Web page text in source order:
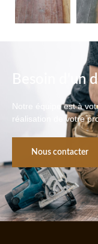
Besoin d'un
Notre équipe est à
réalisation de votre
Nous contacter